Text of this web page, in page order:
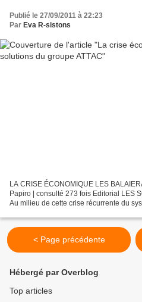
Publié le 27/09/2011 à 22:23
Par Eva R-sistons
LA CRISE ÉCONOMIQUE LES
Papiro | consulté 273 fois Editorial LES
Au milieu de cette crise récurrente du
< Page précédente
Hébergé par Overblog
Top articles